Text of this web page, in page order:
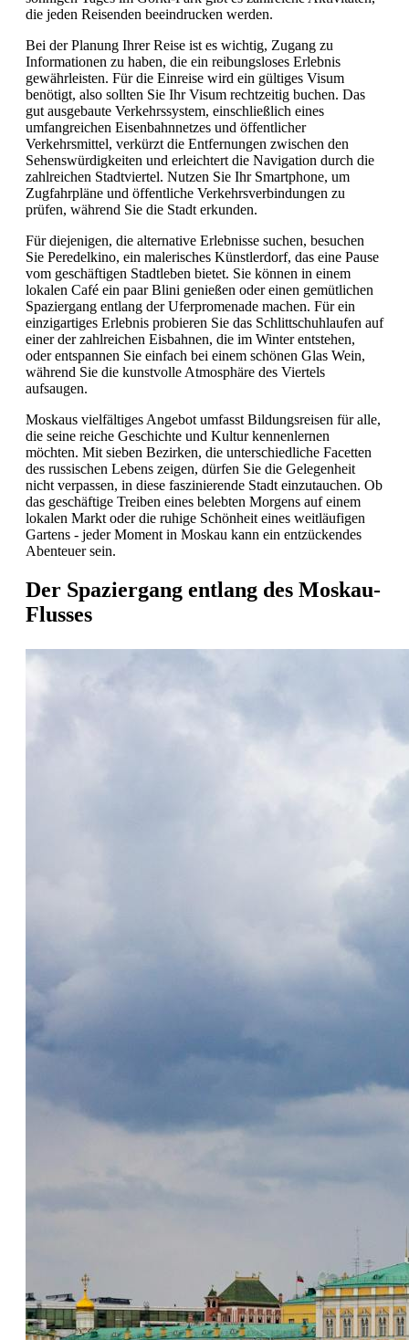
die jeden Reisenden beeindrucken werden.
Bei der Planung Ihrer Reise ist es wichtig, Zugang zu
Informationen zu haben, die ein reibungsloses Erlebnis
gewährleisten. Für die Einreise wird ein gültiges Visum
benötigt, also sollten Sie Ihr Visum rechtzeitig buchen. Das
gut ausgebaute Verkehrssystem, einschließlich eines
umfangreichen Eisenbahnnetzes und öffentlicher
Verkehrsmittel, verkürzt die Entfernungen zwischen den
Sehenswürdigkeiten und erleichtert die Navigation durch die
zahlreichen Stadtviertel. Nutzen Sie Ihr Smartphone, um
Zugfahrpläne und öffentliche Verkehrsverbindungen zu
prüfen, während Sie die Stadt erkunden.
Für diejenigen, die alternative Erlebnisse suchen, besuchen
Sie Peredelkino, ein malerisches Künstlerdorf, das eine Pause
vom geschäftigen Stadtleben bietet. Sie können in einem
lokalen Café ein paar Blini genießen oder einen gemütlichen
Spaziergang entlang der Uferpromenade machen. Für ein
einzigartiges Erlebnis probieren Sie das Schlittschuhlaufen auf
einer der zahlreichen Eisbahnen, die im Winter entstehen,
oder entspannen Sie einfach bei einem schönen Glas Wein,
während Sie die kunstvolle Atmosphäre des Viertels
aufsaugen.
Moskaus vielfältiges Angebot umfasst Bildungsreisen für alle,
die seine reiche Geschichte und Kultur kennenlernen
möchten. Mit sieben Bezirken, die unterschiedliche Facetten
des russischen Lebens zeigen, dürfen Sie die Gelegenheit
nicht verpassen, in diese faszinierende Stadt einzutauchen. Ob
das geschäftige Treiben eines belebten Morgens auf einem
lokalen Markt oder die ruhige Schönheit eines weitläufigen
Gartens - jeder Moment in Moskau kann ein entzückendes
Abenteuer sein.
Der Spaziergang entlang des Moskau-
Flusses